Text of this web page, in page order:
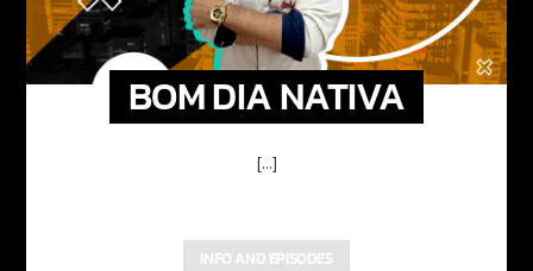
BOM DIA NATIVA
[...]
INFO AND EPISODES